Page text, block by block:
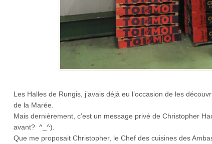
Les Halles de Rungis, j’avais déjà eu l’occasion de les
de la Marée.
Mais dernièrement, c’est un message privé de Christopher
avant? ^_^).
Que me proposait Christopher, le Chef des cuisines des